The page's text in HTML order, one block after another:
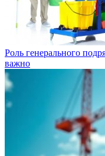
Роль генерального
важно